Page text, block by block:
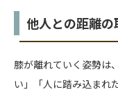
他人との距離の
膝が離れていく姿勢は
い」「人に踏み込まれ